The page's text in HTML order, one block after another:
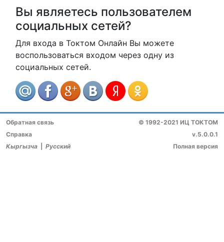
Вы являетесь пользователем
социальных сетей?
Для входа в Токтом Онлайн Вы можете
воспользоваться входом через одну из
социальных сетей.
© 1992-2021 ИЦ ТОКТОМ
v.5.0.0.1
Полная версия
Обратная связь
Справка
Кыргызча
Русский